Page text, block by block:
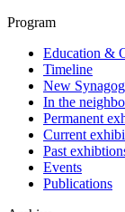
Program
Education &
Timeline
New
In the
Permanent
Current
Past
Events
Publications